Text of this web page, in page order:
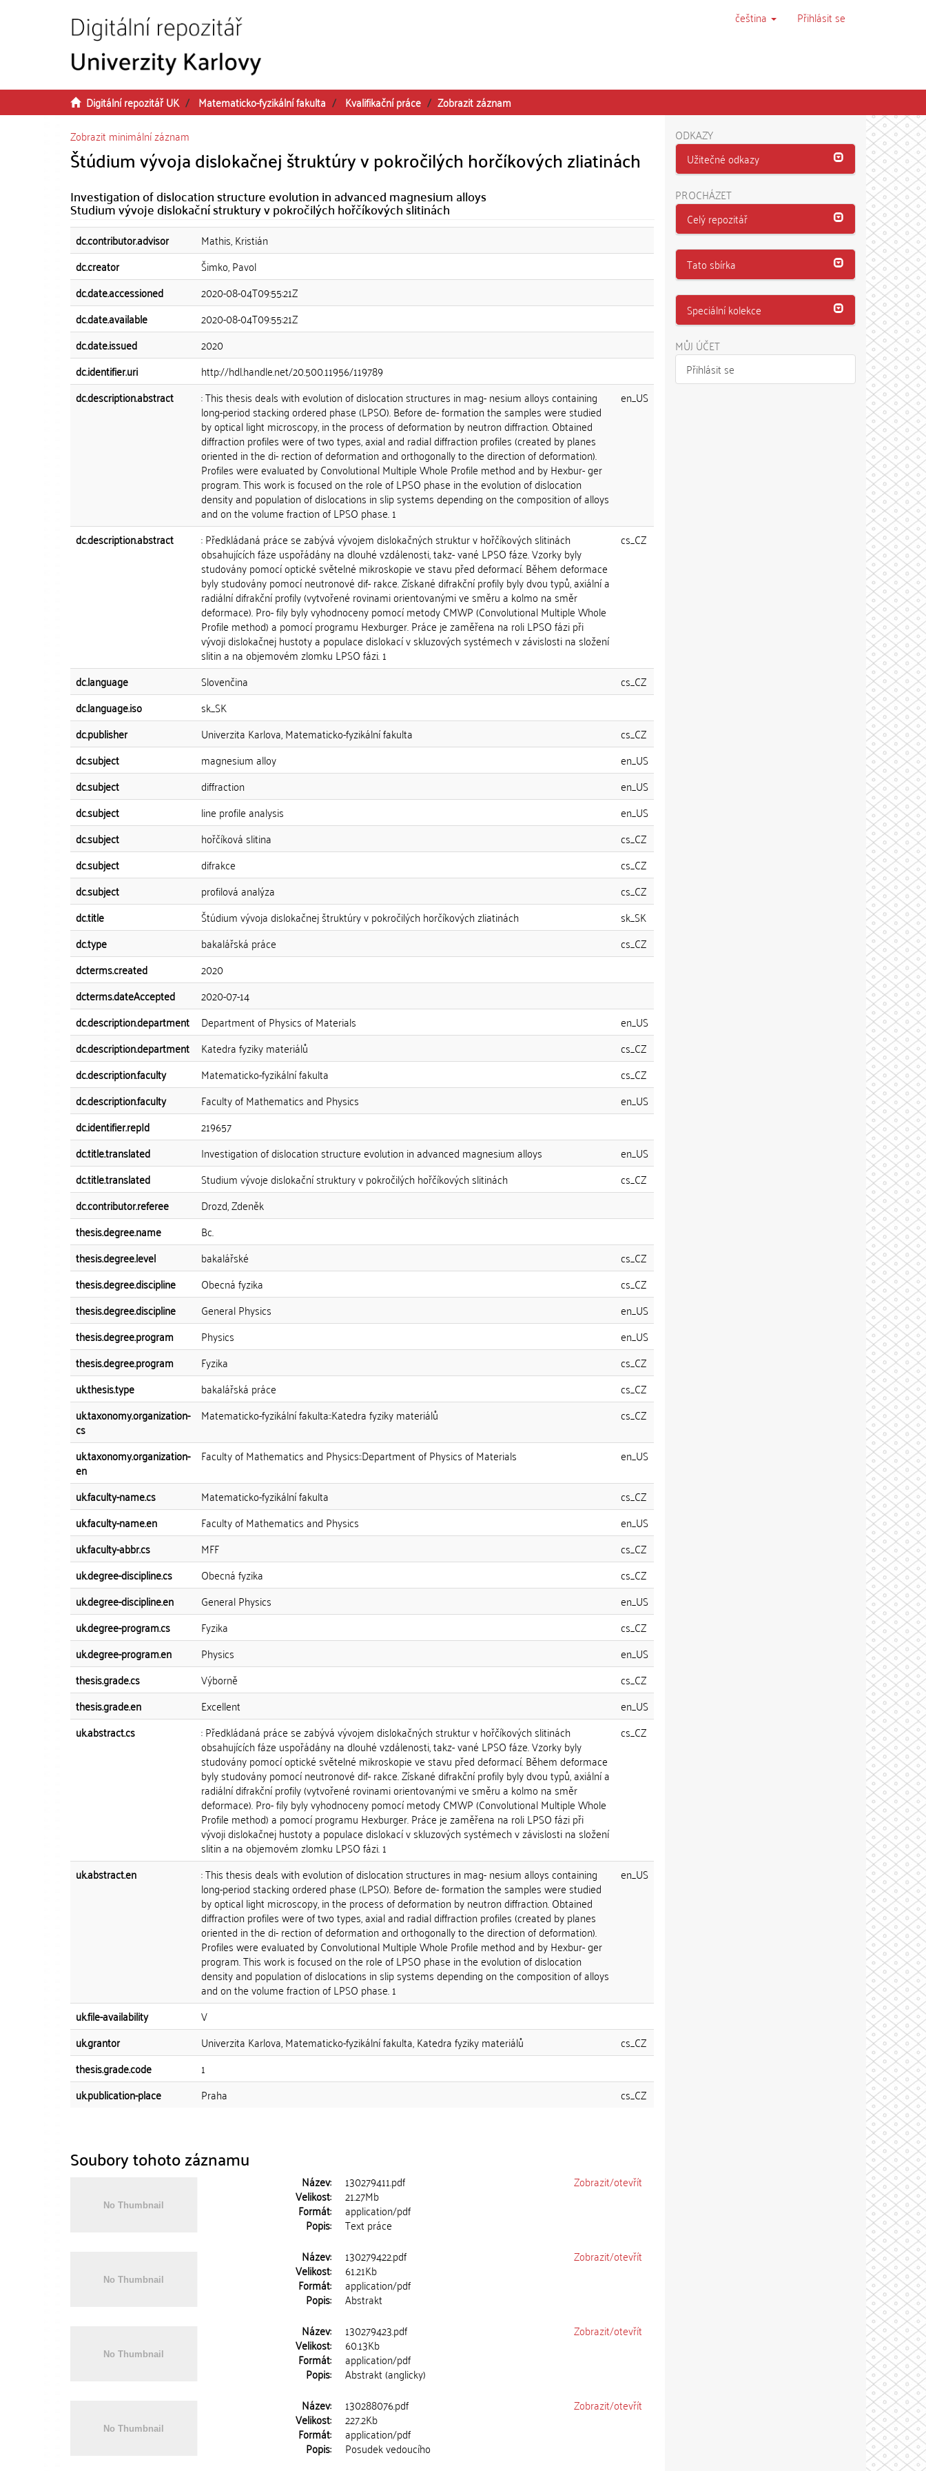
čeština Přihlásit se
Digitální repozitář UK Matematicko-fyzikální fakulta Kvalifikační práce
Zobrazit záznam
Zobrazit minimální záznam
Štúdium vývoja dislokačnej štruktúry v pokročilých horčíkových zliatinách
Investigation of dislocation structure evolution in advanced magnesium alloys
Studium vývoje dislokační struktury v pokročilých hořčíkových slitinách
dc.contributor.advisor
Mathis, Kristián
dc.creator
Šimko, Pavol
dc.date.accessioned
2020-08-04T09:55:21Z
dc.date.available
2020-08-04T09:55:21Z
dc.date.issued
2020
dc.identifier.uri
http://hdl.handle.net/20.500.11956/119789
dc.description.abstract
: This thesis deals with evolution of dislocation structures in mag- nesium alloys containing
long-period stacking ordered phase (LPSO). Before de- formation the samples were studied
by optical light microscopy, in the process of deformation by neutron diffraction. Obtained
diffraction profiles were of two types, axial and radial diffraction profiles (created by planes
oriented in the di- rection of deformation and orthogonally to the direction of deformation).
Profiles were evaluated by Convolutional Multiple Whole Profile method and by Hexbur- ger
program. This work is focused on the role of LPSO phase in the evolution of dislocation
density and population of dislocations in slip systems depending on the composition of alloys
and on the volume fraction of LPSO phase. 1
en_US
dc.description.abstract : Předkládaná práce se zabývá vývojem dislokačných struktur v hořčíkových slitinách
obsahujících fáze uspořádány na dlouhé vzdálenosti, takz- vané LPSO fáze. Vzorky byly
studovány pomocí optické světelné mikroskopie ve stavu před deformací. Během deformace
byly studovány pomocí neutronové dif- rakce. Získané difrakční profily byly dvou typů, axiální a
radiální difrakční profily (vytvořené rovinami orientovanými ve směru a kolmo na směr
deformace). Pro- fily byly vyhodnoceny pomocí metody CMWP (Convolutional Multiple Whole
Profile method) a pomocí programu Hexburger. Práce je zaměřena na roli LPSO fázi při
vývoji dislokačnej hustoty a populace dislokací v skluzových systémech v závislosti na složení
slitin a na objemovém zlomku LPSO fázi. 1
cs_CZ
dc.language Slovenčina
cs_CZ
dc.language.iso
sk_SK
dc.publisher
Univerzita Karlova, Matematicko-fyzikální fakulta
cs_CZ
dc.subject
magnesium alloy
en_US
dc.subject
diffraction
en_US
dc.subject
line profile analysis
en_US
dc.subject
hořčíková slitina
cs_CZ
dc.subject
difrakce
cs_CZ
dc.subject
profilová analýza
cs_CZ
dc.title
Štúdium vývoja dislokačnej štruktúry v pokročilých horčíkových zliatinách
sk_SK
dc.type
bakalářská práce
cs_CZ
dcterms.created
2020
dcterms.dateAccepted
2020-07-14
dc.description.department
Department of Physics of Materials
en_US
dc.description.department
Katedra fyziky materiálů
cs_CZ
dc.description.faculty
Matematicko-fyzikální fakulta
cs_CZ
dc.description.faculty
Faculty of Mathematics and Physics
en_US
dc.identifier.repId
219657
dc.title.translated
Investigation of dislocation structure evolution in advanced magnesium alloys
en_US
dc.title.translated
Studium vývoje dislokační struktury v pokročilých hořčíkových slitinách
cs_CZ
dc.contributor.referee
Drozd, Zdeněk
thesis.degree.name
Bc.
thesis.degree.level
bakalářské
cs_CZ
thesis.degree.discipline
Obecná fyzika
cs_CZ
thesis.degree.discipline
General Physics
en_US
thesis.degree.program
Physics
en_US
thesis.degree.program
Fyzika
cs_CZ
uk.thesis.type
bakalářská práce
cs_CZ
uk.taxonomy.organization-
cs
Matematicko-fyzikální fakulta::Katedra fyziky materiálů cs_CZ
uk.taxonomy.organization-
en
Faculty of Mathematics and Physics::Department of Physics of Materials en_US
uk.faculty-name.cs Matematicko-fyzikální fakulta
cs_CZ
uk.faculty-name.en
Faculty of Mathematics and Physics
en_US
uk.faculty-abbr.cs
MFF
cs_CZ
uk.degree-discipline.cs
Obecná fyzika
cs_CZ
uk.degree-discipline.en
General Physics
en_US
uk.degree-program.cs
Fyzika
cs_CZ
uk.degree-program.en
Physics
en_US
thesis.grade.cs
Výborně
cs_CZ
thesis.grade.en
Excellent
en_US
uk.abstract.cs
: Předkládaná práce se zabývá vývojem dislokačných struktur v hořčíkových slitinách
obsahujících fáze uspořádány na dlouhé vzdálenosti, takz- vané LPSO fáze. Vzorky byly
studovány pomocí optické světelné mikroskopie ve stavu před deformací. Během deformace
byly studovány pomocí neutronové dif- rakce. Získané difrakční profily byly dvou typů, axiální a
radiální difrakční profily (vytvořené rovinami orientovanými ve směru a kolmo na směr
deformace). Pro- fily byly vyhodnoceny pomocí metody CMWP (Convolutional Multiple Whole
Profile method) a pomocí programu Hexburger. Práce je zaměřena na roli LPSO fázi při
vývoji dislokačnej hustoty a populace dislokací v skluzových systémech v závislosti na složení
slitin a na objemovém zlomku LPSO fázi. 1
cs_CZ
uk.abstract.en : This thesis deals with evolution of dislocation structures in mag- nesium alloys containing
long-period stacking ordered phase (LPSO). Before de- formation the samples were studied
by optical light microscopy, in the process of deformation by neutron diffraction. Obtained
diffraction profiles were of two types, axial and radial diffraction profiles (created by planes
oriented in the di- rection of deformation and orthogonally to the direction of deformation).
Profiles were evaluated by Convolutional Multiple Whole Profile method and by Hexbur- ger
program. This work is focused on the role of LPSO phase in the evolution of dislocation
density and population of dislocations in slip systems depending on the composition of alloys
and on the volume fraction of LPSO phase. 1
en_US
uk.file-availability
V
uk.grantor
Univerzita Karlova, Matematicko-fyzikální fakulta, Katedra fyziky materiálů
cs_CZ
thesis.grade.code
1
uk.publication-place
Praha cs_CZ
Soubory tohoto záznamu
Název: 130279411.pdf
Velikost: 21.27Mb
Formát: application/pdf
Popis: Text práce
Zobrazit/otevřít
Název: 130279422.pdf
Velikost: 61.21Kb
Formát: application/pdf
Popis: Abstrakt
Zobrazit/otevřít
Název: 130279423.pdf
Velikost: 60.13Kb
Formát: application/pdf
Popis: Abstrakt (anglicky)
Zobrazit/otevřít
Název: 130288076.pdf
Velikost: 227.2Kb
Formát: application/pdf
Popis: Posudek vedoucího
Zobrazit/otevřít
ODKAZY
Užitečné odkazy
PROCHÁZET
Celý repozitář
Tato sbírka
Speciální kolekce
MŮJ ÚČET
Přihlásit se